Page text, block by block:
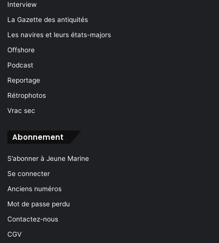
Interview
La Gazette des antiquités
Les navires et leurs états-majors
Offshore
Podcast
Reportage
Rétrophotos
Vrac sec
Abonnement
S’abonner à Jeune Marine
Se connecter
Anciens numéros
Mot de passe perdu
Contactez-nous
CGV